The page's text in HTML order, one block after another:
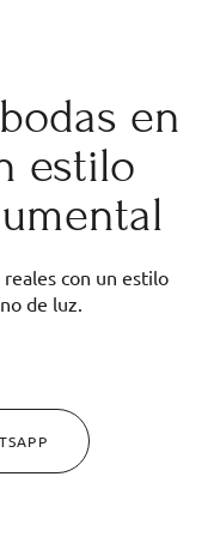
en
estilo
con un estilo
de luz.